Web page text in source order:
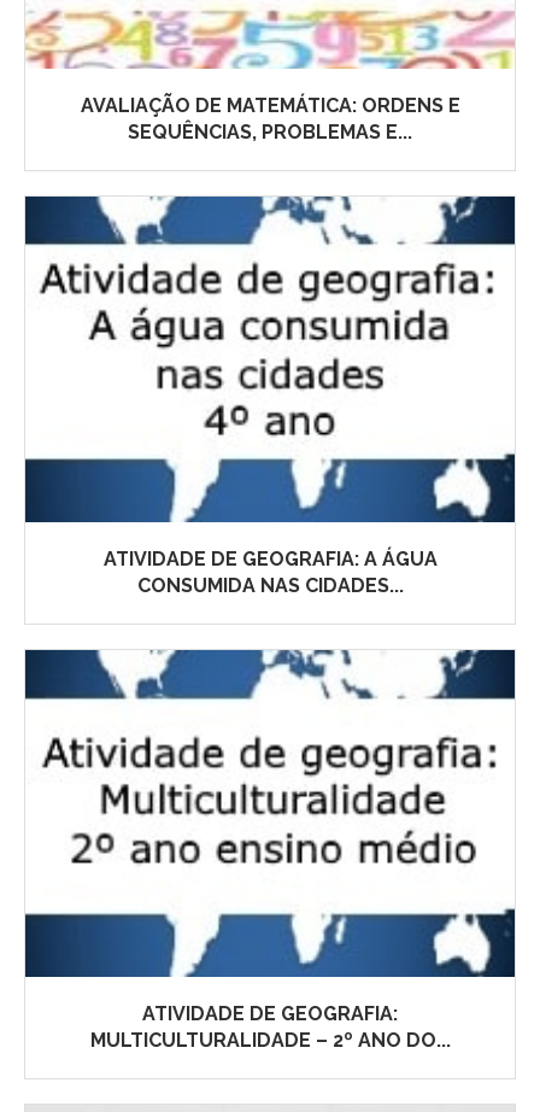
AVALIAÇÃO DE MATEMÁTICA: ORDENS E
SEQUÊNCIAS, PROBLEMAS E...
ATIVIDADE DE GEOGRAFIA: A ÁGUA
CONSUMIDA NAS CIDADES...
ATIVIDADE DE GEOGRAFIA:
MULTICULTURALIDADE – 2º ANO DO...